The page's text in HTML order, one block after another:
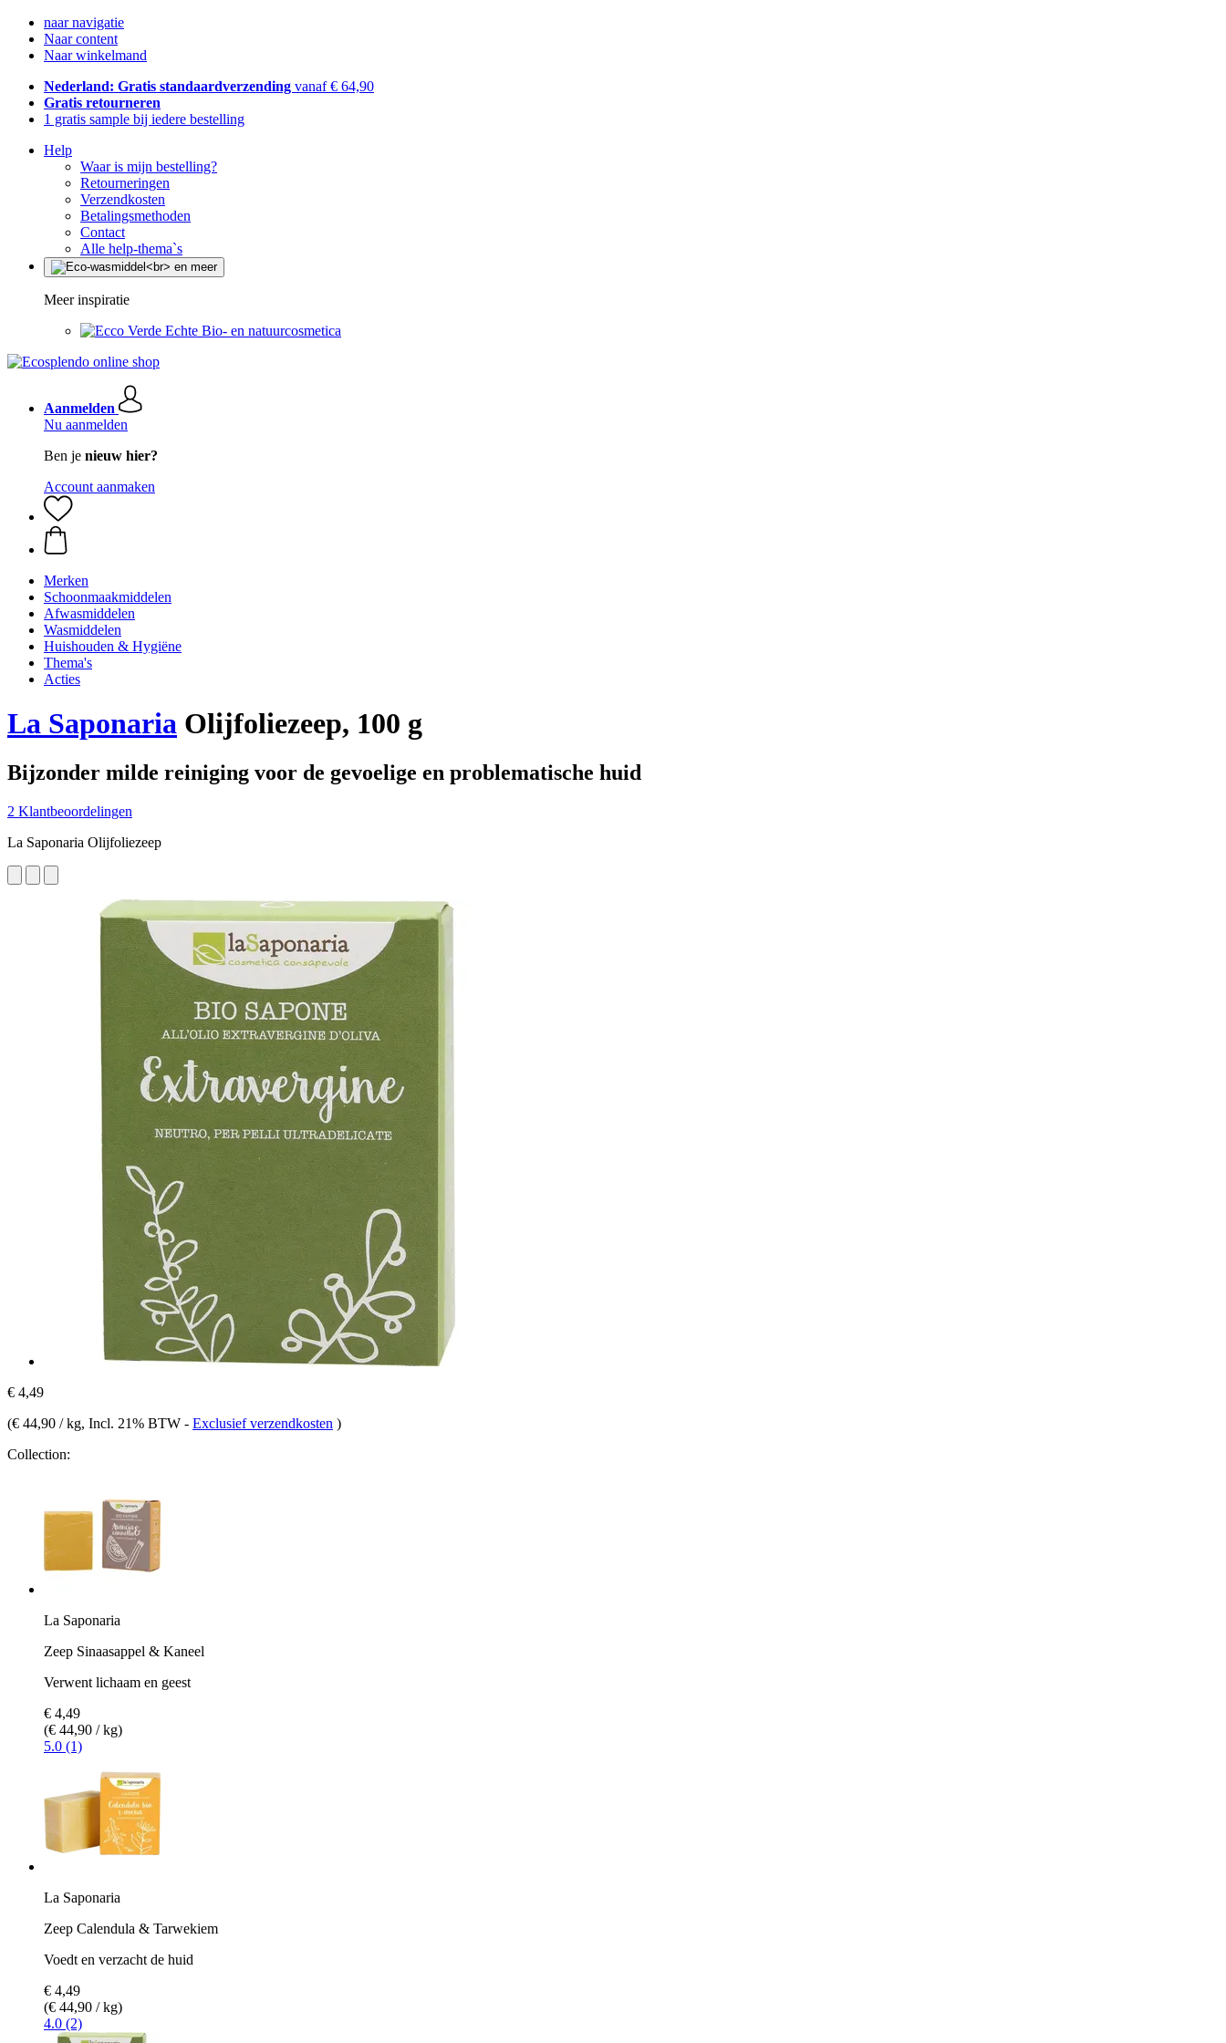
naar navigatie
Naar content
Naar winkelmand
Nederland: Gratis standaardverzending vanaf € 64,90
Gratis retourneren
1 gratis sample bij iedere bestelling
Help
Waar is mijn bestelling?
Retourneringen
Verzendkosten
Betalingsmethoden
Contact
Alle help-thema`s
Meer inspiratie
Echte Bio- en natuurcosmetica
Aanmelden
Nu aanmelden
Ben je nieuw hier?
Account aanmaken
Merken
Schoonmaakmiddelen
Afwasmiddelen
Wasmiddelen
Huishouden & Hygiëne
Thema's
Acties
La Saponaria Olijfoliezeep, 100 g
Bijzonder milde reiniging voor de gevoelige en problematische huid
2 Klantbeoordelingen
La Saponaria Olijfoliezeep
€ 4,49
(€ 44,90 / kg, Incl. 21% BTW - Exclusief verzendkosten )
Collection:
La Saponaria
Zeep Sinaasappel & Kaneel
Verwent lichaam en geest
€ 4,49
(€ 44,90 / kg)
5.0 (1)
La Saponaria
Zeep Calendula & Tarwekiem
Voedt en verzacht de huid
€ 4,49
(€ 44,90 / kg)
4.0 (2)